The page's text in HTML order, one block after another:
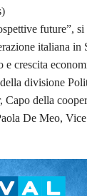
future”,
italiana in
crescita
divisione
della
De Meo,